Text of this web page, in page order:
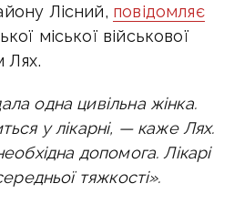
Лісний, повідомляє
міської військової
Лях.
одна цивільна жінка.
у лікарні, — каже Лях.
допомога. Лікарі
тяжкості».